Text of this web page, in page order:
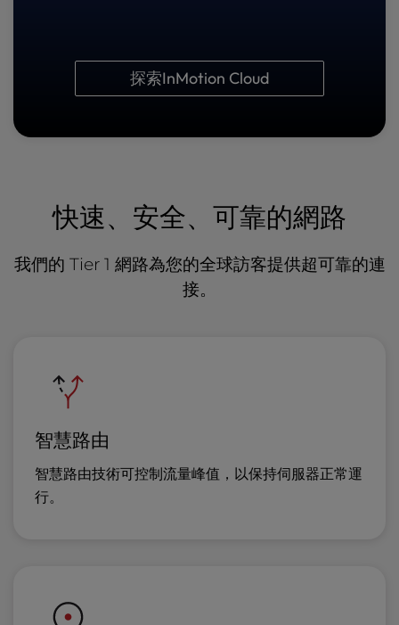
探索InMotion Cloud
快速、安全、可靠的網路
我們的 Tier 1 網路為您的全球訪客提供超可靠的連
接。
智慧路由
智慧路由技術可控制流量峰值，以保持伺服器正常運
行。